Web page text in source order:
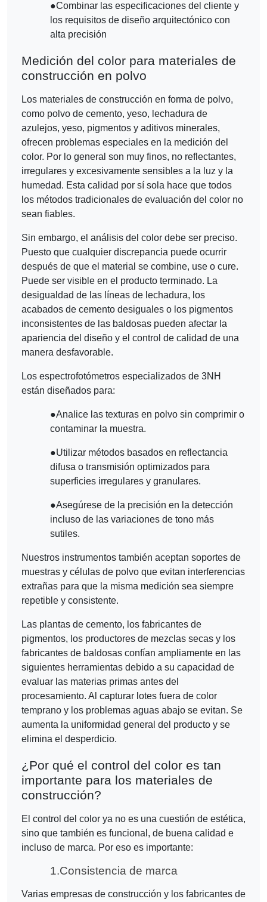
●Combinar las especificaciones del cliente y
los requisitos de diseño arquitectónico con
alta precisión
Medición del color para materiales de
construcción en polvo
Los materiales de construcción en forma de polvo,
como polvo de cemento, yeso, lechadura de
azulejos, yeso, pigmentos y aditivos minerales,
ofrecen problemas especiales en la medición del
color. Por lo general son muy finos, no reflectantes,
irregulares y excesivamente sensibles a la luz y la
humedad. Esta calidad por sí sola hace que todos
los métodos tradicionales de evaluación del color no
sean fiables.
Sin embargo, el análisis del color debe ser preciso.
Puesto que cualquier discrepancia puede ocurrir
después de que el material se combine, use o cure.
Puede ser visible en el producto terminado. La
desigualdad de las líneas de lechadura, los
acabados de cemento desiguales o los pigmentos
inconsistentes de las baldosas pueden afectar la
apariencia del diseño y el control de calidad de una
manera desfavorable.
Los espectrofotómetros especializados de 3NH
están diseñados para:
●Analice las texturas en polvo sin comprimir o
contaminar la muestra.
●Utilizar métodos basados en reflectancia
difusa o transmisión optimizados para
superficies irregulares y granulares.
●Asegúrese de la precisión en la detección
incluso de las variaciones de tono más
sutiles.
Nuestros instrumentos también aceptan soportes de
muestras y células de polvo que evitan interferencias
extrañas para que la misma medición sea siempre
repetible y consistente.
Las plantas de cemento, los fabricantes de
pigmentos, los productores de mezclas secas y los
fabricantes de baldosas confían ampliamente en las
siguientes herramientas debido a su capacidad de
evaluar las materias primas antes del
procesamiento. Al capturar lotes fuera de color
temprano y los problemas aguas abajo se evitan. Se
aumenta la uniformidad general del producto y se
elimina el desperdicio.
¿Por qué el control del color es tan
importante para los materiales de
construcción?
El control del color ya no es una cuestión de estética,
sino que también es funcional, de buena calidad e
incluso de marca. Por eso es importante:
1.Consistencia de marca
Varias empresas de construcción y los fabricantes de